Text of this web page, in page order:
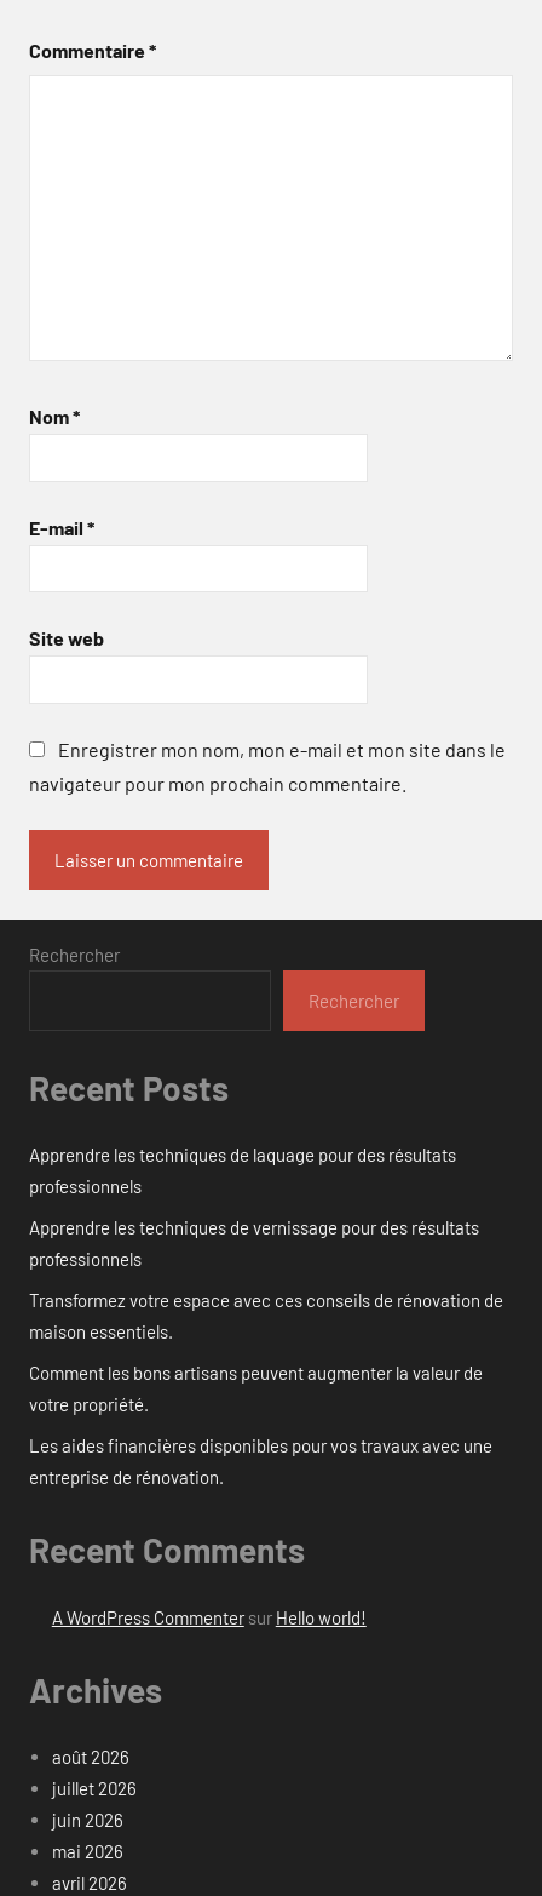
Commentaire*
Nom*
E-mail *
Site web
Enregistrer mon nom, mon e-mail et mon site dans le
navigateur pour mon prochain commentaire.
Rechercher
Rechercher
Recent Posts
Apprendre les techniques de laquage pour des résultats
professionnels
Apprendre les techniques de vernissage pour des résultats
professionnels
Transformez votre espace avec ces conseils de rénovation de
maison essentiels.
Comment les bons artisans peuvent augmenter la valeur de
votre propriété.
Les aides financières disponibles pour vos travaux avec une
entreprise de rénovation.
Recent Comments
A WordPress Commentersur Hello world!
Archives
août 2026
juillet 2026
juin 2026
mai 2026
avril 2026